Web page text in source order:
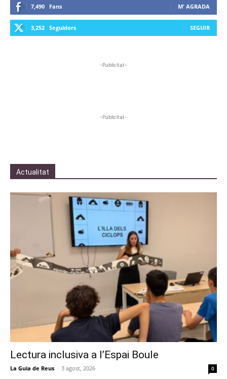
7,490 Fans M' AGRADA
3,252 Seguidors SEGUIR
-Publicitat-
-Publicitat-
Actualitat
Lectura inclusiva a l’Espai Boule
La Guia de Reus - 3 agost, 2026 0